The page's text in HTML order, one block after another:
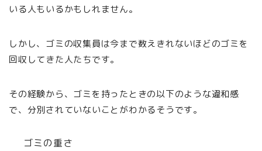
いる人もいるかもしれません。
しかし、ゴミの収集員は今まで数えきれないほどのゴミを
回収してきた人たちです。
その経験から、ゴミを持ったときの以下のような違和感
で、分別されていないことがわかるそうです。
ゴミの重さ